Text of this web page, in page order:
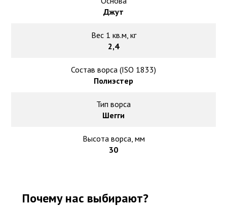
Джут
Вес 1 кв.м, кг
2,4
Состав ворса (ISO 1833)
Полиэстер
Тип ворса
Шегги
Высота ворса, мм
30
Почему нас выбирают?